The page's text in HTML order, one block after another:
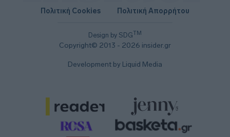
Design by SDGTM
Copyright© 2013 - 2026 insider.gr
Πολιτική Cookies
Πολιτική Απορρήτου
Development by Liquid Media